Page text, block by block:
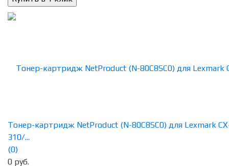
Тонер-картридж NetProduct (N-80C8SC0) для Lexmark
310/...
(0)
0 руб.